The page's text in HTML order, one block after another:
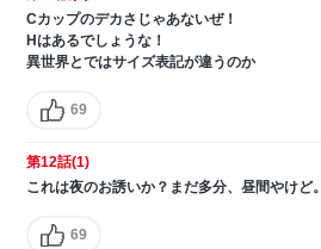
Cカップのデカさじゃあないぜ！
Hはあるでしょうな！
異世界とではサイズ表記が違うのか
69
第12話(1)
これは夜のお誘いか？まだ多分、昼間やけど。
69